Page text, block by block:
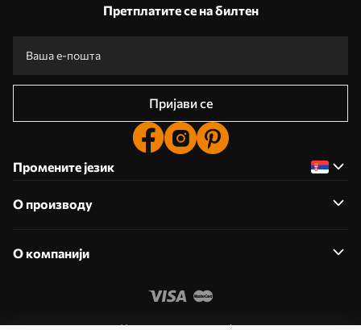
Претплатите се на билтен
Пријави се
Промените језик
О производу
О компанији
Уредите дозволе колачића